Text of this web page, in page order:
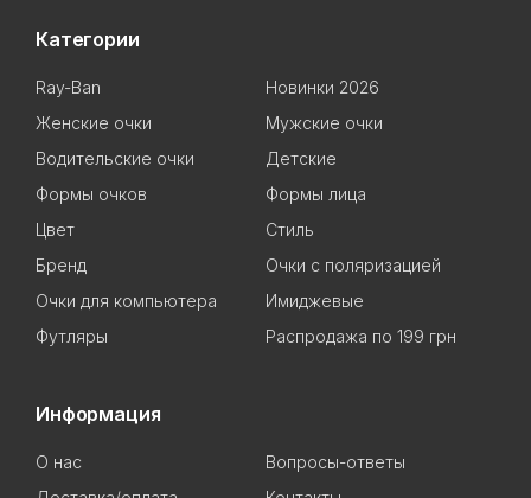
Категории
Ray-Ban
Новинки 2026
Женские очки
Мужские очки
Водительские очки
Детские
Формы очков
Формы лица
Цвет
Стиль
Бренд
Очки с поляризацией
Очки для компьютера
Имиджевые
Футляры
Распродажа по 199 грн
Информация
О нас
Вопросы-ответы